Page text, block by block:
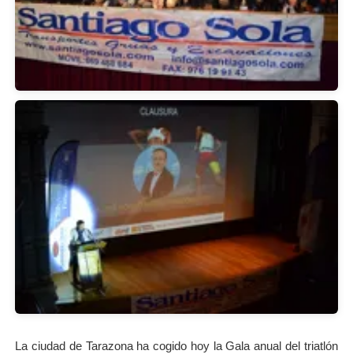
La ciudad de Tarazona ha cogido hoy la Gala anual del triatlón